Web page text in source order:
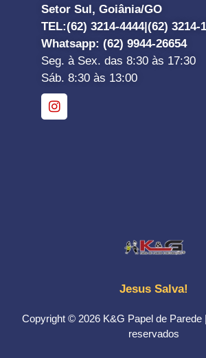
Setor Sul, Goiânia/GO
TEL:(62) 3214-4444|(62) 3214-
Whatsapp: (62) 9944-26654
Seg. à Sex. das 8:30 às 17:30
Sáb. 8:30 às 13:00
Jesus Salva!
Copyright © 2026 K&G Papel de Parede
reservados